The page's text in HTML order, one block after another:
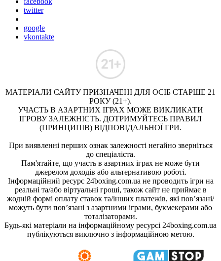
twitter
google
vkontakte
МАТЕРІАЛИ САЙТУ ПРИЗНАЧЕНІ ДЛЯ ОСІБ СТАРШЕ 21
РОКУ (21+).
УЧАСТЬ В АЗАРТНИХ ІГРАХ МОЖЕ ВИКЛИКАТИ
ІГРОВУ ЗАЛЕЖНІСТЬ. ДОТРИМУЙТЕСЬ ПРАВИЛ
(ПРИНЦИПІВ) ВІДПОВІДАЛЬНОЇ ГРИ.
При виявленні перших ознак залежності негайно зверніться
до спеціаліста.
Пам'ятайте, що участь в азартних іграх не може бути
джерелом доходів або альтернативою роботі.
Інформаційний ресурс 24boxing.com.ua не проводить ігри на
реальні та/або віртуальні гроші, також сайт не приймає в
жодній формі оплату ставок та/інших платежів, які пов’язані/
можуть бути пов’язані з азартними іграми, букмекерами або
тоталізаторами.
Будь-які матеріали на інформаційному ресурсі 24boxing.com.ua
публікуються виключно з інформаційною метою.